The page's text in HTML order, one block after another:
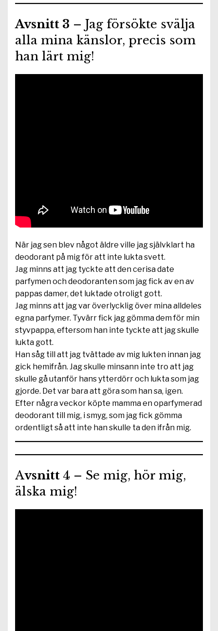
Avsnitt 3 – Jag försökte svälja
alla mina känslor, precis som
han lärt mig!
När jag sen blev något äldre ville jag självklart ha
deodorant på mig för att inte lukta svett.
Jag minns att jag tyckte att den cerisa date
parfymen och deodoranten som jag fick av en av
pappas damer, det luktade otroligt gott.
Jag minns att jag var överlycklig över mina alldeles
egna parfymer. Tyvärr fick jag gömma dem för min
styvpappa, eftersom han inte tyckte att jag skulle
lukta gott.
Han såg till att jag tvättade av mig lukten innan jag
gick hemifrån. Jag skulle minsann inte tro att jag
skulle gå utanför hans ytterdörr och lukta som jag
gjorde. Det var bara att göra som han sa, igen.
Efter några veckor köpte mamma en oparfymerad
deodorant till mig, i smyg, som jag fick gömma
ordentligt så att inte han skulle ta den ifrån mig.
Avsnitt 4 – Se mig, hör mig,
älska mig!